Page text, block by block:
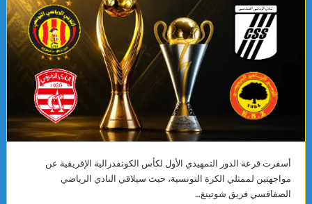
أسفرت قرعة الدور التمهيدي الأول لكأس الكونفدرالية الإفريقية عن
مواجهتين لممثلي الكرة التونسية، حيث سيلاقي النادي الرياضي
الصفاقسي فريق شوتينغ…